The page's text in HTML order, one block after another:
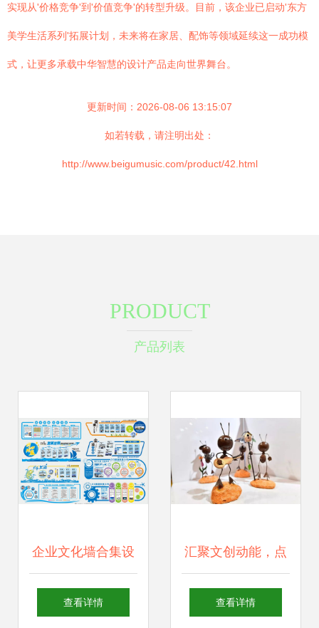
实现从'价格竞争'到'价值竞争'的转型升级。目前，该企业已启动'东方
美学生活系列'拓展计划，未来将在家居、配饰等领域延续这一成功模
式，让更多承载中华智慧的设计产品走向世界舞台。
更新时间：2026-08-06 13:15:07
如若转载，请注明出处：
http://www.beigumusic.com/product/42.html
PRODUCT
产品列表
企业文化墙合集设
计模板与网站建设
查看详情
汇聚文创动能，点
亮天府未来——第
查看详情